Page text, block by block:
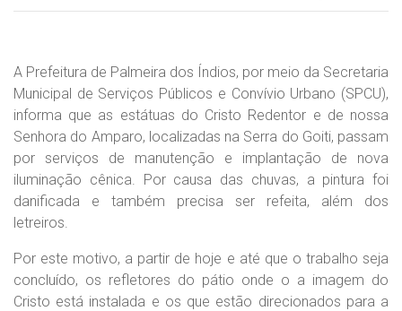
A Prefeitura de Palmeira dos Índios, por meio da Secretaria
Municipal de Serviços Públicos e Convívio Urbano (SPCU),
informa que as estátuas do Cristo Redentor e de nossa
Senhora do Amparo, localizadas na Serra do Goiti, passam
por serviços de manutenção e implantação de nova
iluminação cênica. Por causa das chuvas, a pintura foi
danificada e também precisa ser refeita, além dos
letreiros.
Por este motivo, a partir de hoje e até que o trabalho seja
concluído, os refletores do pátio onde o a imagem do
Cristo está instalada e os que estão direcionados para a